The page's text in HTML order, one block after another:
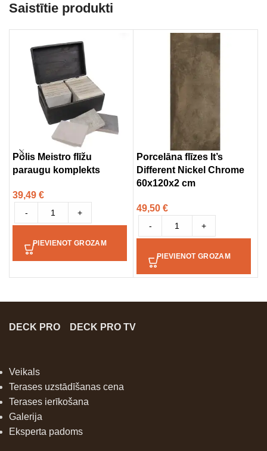
Saistītie produkti
Polis Meistro flīžu
paraugu komplekts
39,49 €
- +
PIEVIENOT GROZAM
Porcelāna flīzes It’s
Different Nickel Chrome
60x120x2 cm
49,50 €
- +
PIEVIENOT GROZAM
DECK PRO DECK PRO TV
Veikals
Terases uzstādīšanas cena
Terases ierīkošana
Galerija
Eksperta padoms